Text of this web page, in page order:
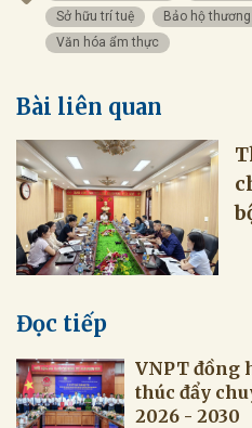
Sở hữu trí tuệ
Bảo hộ
Văn hóa ẩm thực
Bài liên quan
Đọc tiếp
VNPT đồng
thúc đẩy
2026 - 2030